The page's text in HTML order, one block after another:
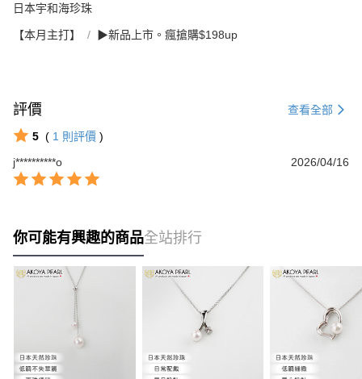
日本宇和海珍珠
【本月主打】 ▶新品上市。瘋搶購$198up
評價 查看全部
5 ( 1 則評價 )
j**********o
2026/04/16
你可能有興趣的商品全站排行